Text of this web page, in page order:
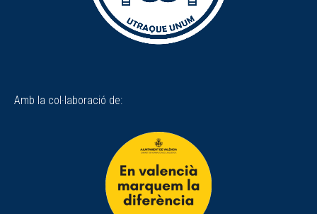
Amb la col·laboració de: